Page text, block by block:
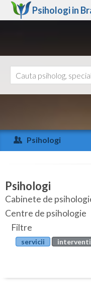
Psihologi in
Arad
Arges
Bihor
Bistrita-Nasaud
Botosani
Psihologi
Specialitati
Servicii
Articole
Evenimente
Psihologi
Cabinete de
Centre de psihologie
Filtre
servicii